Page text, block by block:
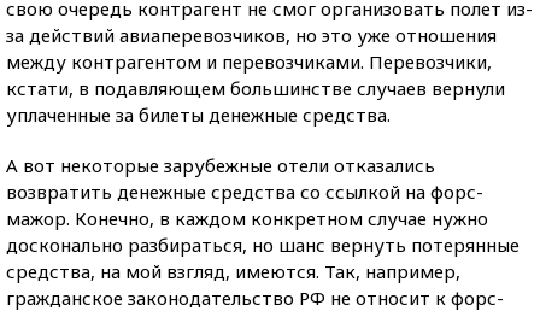
свою очередь контрагент не смог организовать полет из-
за действий авиаперевозчиков, но это уже отношения
между контрагентом и перевозчиками. Перевозчики,
кстати, в подавляющем большинстве случаев вернули
уплаченные за билеты денежные средства.
А вот некоторые зарубежные отели отказались
возвратить денежные средства со ссылкой на форс-
мажор. Конечно, в каждом конкретном случае нужно
досконально разбираться, но шанс вернуть потерянные
средства, на мой взгляд, имеются. Так, например,
гражданское законодательство РФ не относит к форс-